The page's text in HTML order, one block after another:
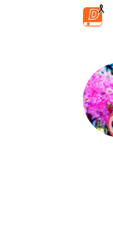
ข้ามไปยังเนื้อหาหลัก